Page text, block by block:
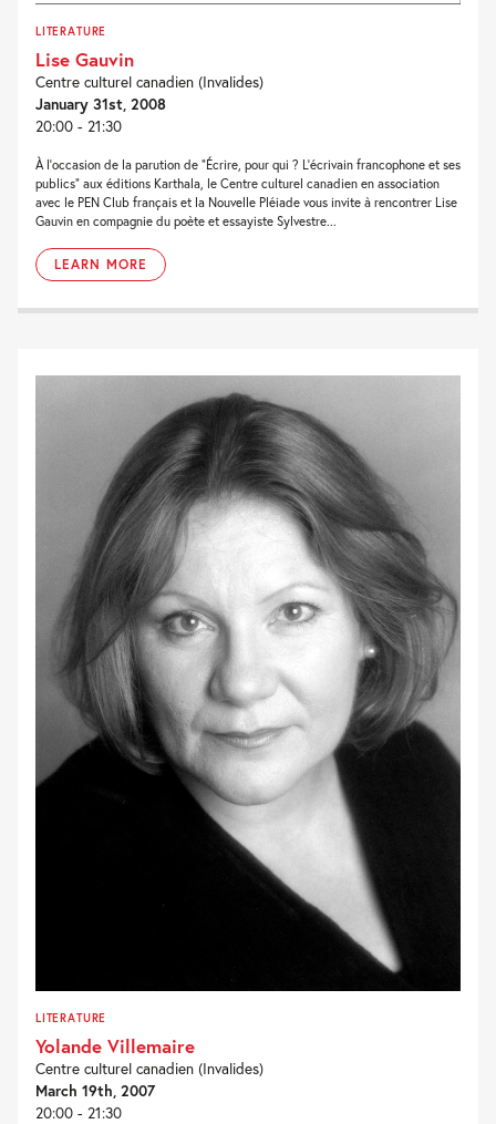
LITERATURE
Lise Gauvin
Centre culturel canadien (Invalides)
January 31st, 2008
20:00 - 21:30
À l’occasion de la parution de “Écrire, pour qui ? L’écrivain francophone et ses
publics” aux éditions Karthala, le Centre culturel canadien en association
avec le PEN Club français et la Nouvelle Pléiade vous invite à rencontrer Lise
Gauvin en compagnie du poète et essayiste Sylvestre...
LEARN MORE
LITERATURE
Yolande Villemaire
Centre culturel canadien (Invalides)
March 19th, 2007
20:00 - 21:30